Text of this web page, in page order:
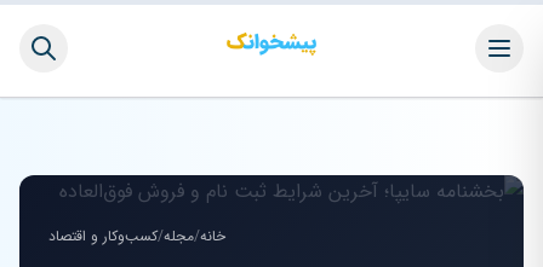
خانه/مجله/کسب‌وکار و اقتصاد